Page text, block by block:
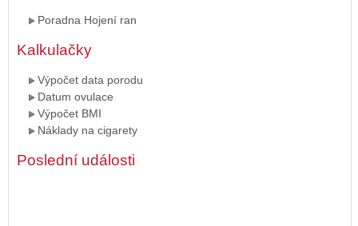
Poradna Hojení ran
Kalkulačky
Výpočet data porodu
Datum ovulace
Výpočet BMI
Náklady na cigarety
Poslední události